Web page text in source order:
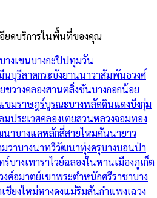
ยดบริการในพื้นที่ของคุณ
บางเขนบางกะปิปทุมวัน
นบุรีลาดกระบังยานนาวาสัมพันธวงศ์
ขวางคลองสานตลิ่งชันบางกอกน้อย
ขมราษฎร์บูรณะบางพลัดดินแดงบึงกุ่ม
มประเวศคลองเตยสวนหลวงจอมทอง
นาบางแคหลักสี่สายไหมคันนายาว
วาบางนาทวีวัฒนาทุ่งครุบางบอนป่า
ร์บางเทาราไวย์ฉลองในหานเมืองภูเก็ต
งศ์อมาตย์เขาพระตำหนักศรีราชาบาง
เชียงใหม่หางดงแม่ริมสันกำแพงเฉวง